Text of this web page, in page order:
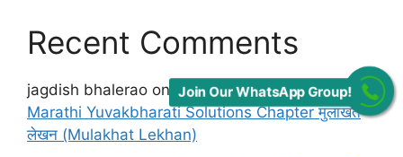
Recent Comments
jagdish bhalerao on Maharashtra Board class 12
Marathi Yuvakbharati Solutions Chapter मुलाखत
लेखन (Mulakhat Lekhan)
Join Our WhatsApp Group!